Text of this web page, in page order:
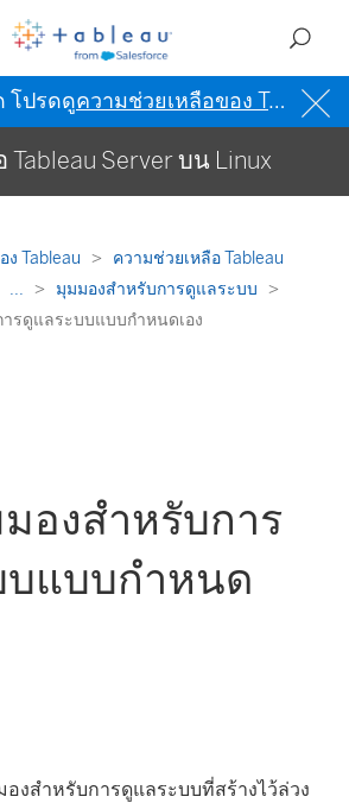
โปรดดูความช่วยเหลือของ Tableau เป็นภาษาอังกฤษ (สหรัฐอเมริกา)
Tableau Server บน Linux
Tableau
ความช่วยเหลือ Tableau
...
มุมมองสำหรับการดูแลระบบ
รดูแลระบบแบบกำหนดเอง
องสำหรับการ
บแบบกำหนด
งสำหรับการดูแลระบบที่สร้างไว้ล่วง